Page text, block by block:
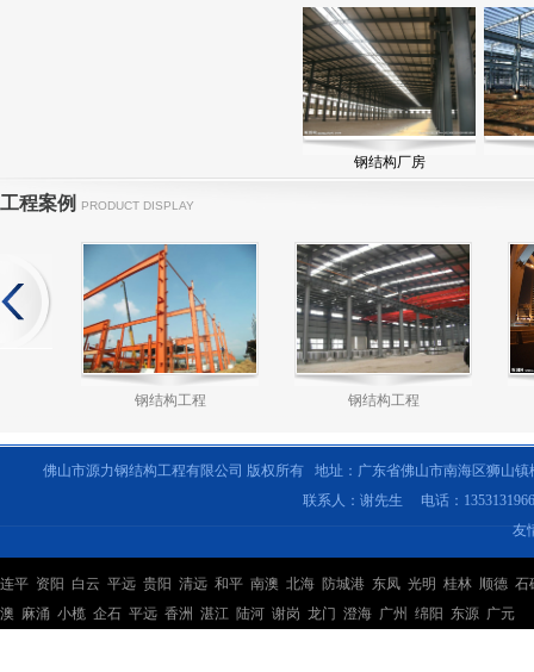
钢结构厂房
工程案例 PRODUCT DISPLAY
钢结构工程 钢结构工程
钢结构工程 钢结构工程
佛山市源力钢结构工程有限公司 版权所有 地址：广东省佛山市南海区狮
联系人：谢先生 电话：
友
连平 资阳 白云 平远 贵阳 清远 和平 南澳 北海 防城港 东凤 光明 桂林 顺德 石
澳 麻涌 小榄 企石 平远 香洲 湛江 陆河 谢岗 龙门 澄海 广州 绵阳 东源 广元